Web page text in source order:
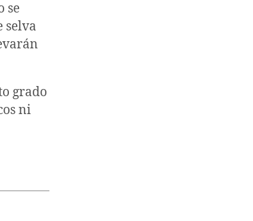
se
selva
grado
ni